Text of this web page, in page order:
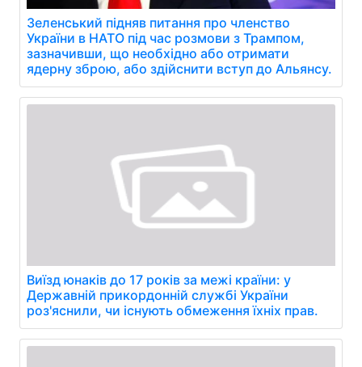
Зеленський підняв питання про членство
України в НАТО під час розмови з Трампом,
зазначивши, що необхідно або отримати
ядерну зброю, або здійснити вступ до Альянсу.
Виїзд юнаків до 17 років за межі країни: у
Державній прикордонній службі України
роз'яснили, чи існують обмеження їхніх прав.